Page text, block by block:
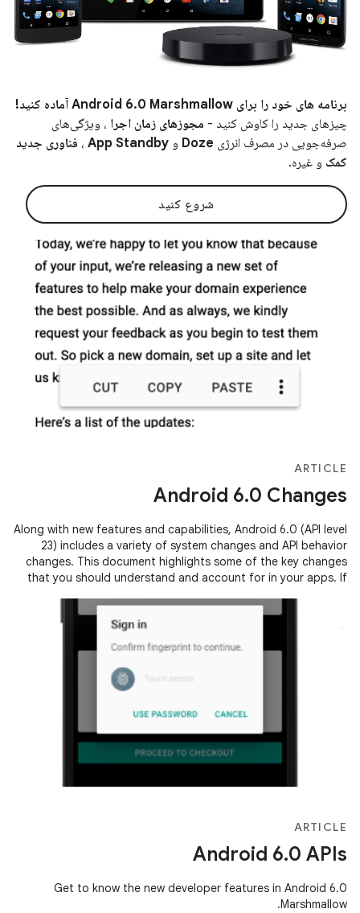
برنامه های خود را برای Android 6.0 Marshmallow آماده کنید!
چیزهای جدید را کاوش کنید - مجوزهای زمان اجرا ، ویژگی‌های
صرفه‌جویی در مصرف انرژی Doze و App Standby ، فناوری جدید
کمک و غیره.
شروع کنید
ARTICLE
Android 6.0 Changes
Along with new features and capabilities, Android 6.0 (API level
23) includes a variety of system changes and API behavior
changes. This document highlights some of the key changes
that you should understand and account for in your apps. If
ARTICLE
Android 6.0 APIs
Get to know the new developer features in Android 6.0
Marshmallow.